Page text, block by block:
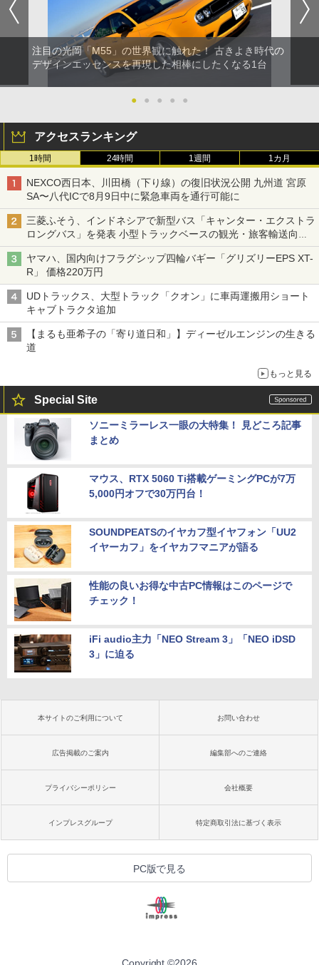
注目の光岡「M55」の世界観に触れた！ 古きよき時代の
デザインエッセンスを再現した相棒にしたくなる1台
● ● ● ● ●
アクセスランキング
1時間 24時間 1週間 1カ月
NEXCO西日本、川田橋（下り線）の復旧状況公開 九州道 宮原
SA〜八代ICで8月9日中に緊急車両を通行可能に
三菱ふそう、インドネシアで新型バス「キャンター・エクストラ
ロングバス」を発表 小型トラックベースの観光・旅客輸送向け
バス
ヤマハ、国内向けフラグシップ四輪バギー「グリズリーEPS XT-
R」 価格220万円
UDトラックス、大型トラック「クオン」に車両運搬用ショート
キャブトラクタ追加
【まるも亜希子の「寄り道日和」】ディーゼルエンジンの生きる
道
もっと見る
Special Site
ソニーミラーレス一眼の大特集！ 見どころ記事
まとめ
マウス、RTX 5060 Ti搭載ゲーミングPCが7万
5,000円オフで30万円台！
SOUNDPEATSのイヤカフ型イヤフォン「UU2
イヤーカフ」をイヤカフマニアが語る
性能の良いお得な中古PC情報はこのページで
チェック！
iFi audio主力「NEO Stream 3」「NEO iDSD
3」に迫る
本サイトのご利用について お問い合わせ
広告掲載のご案内 編集部へのご連絡
プライバシーポリシー 会社概要
インプレスグループ 特定商取引法に基づく表示
PC版で見る